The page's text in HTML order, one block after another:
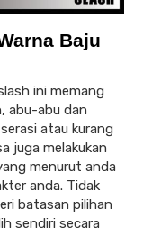
Baju
ini memang
abu-abu dan
atau kurang
juga melakukan
menurut anda
anda. Tidak
batasan pilihan
sendiri secara